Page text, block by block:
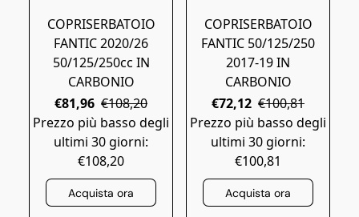
COPRISERBATOIO
FANTIC 2020/26
50/125/250cc IN
CARBONIO
€81,96 €108,20
Prezzo più basso degli
ultimi 30 giorni:
€108,20
Acquista ora
COPRISERBATOIO
FANTIC 50/125/250
2017-19 IN
CARBONIO
€72,12 €100,81
Prezzo più basso degli
ultimi 30 giorni:
€100,81
Acquista ora